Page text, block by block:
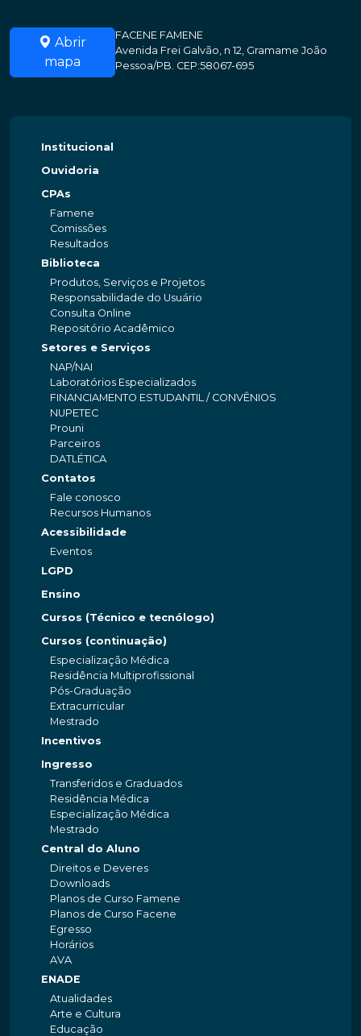
Abrir
mapa
FACENE FAMENE
Avenida Frei Galvão, n 12, Gramame João
Pessoa/PB. CEP:58067-695
Institucional
Ouvidoria
CPAs
Famene
Comissões
Resultados
Biblioteca
Produtos, Serviços e Projetos
Responsabilidade do Usuário
Consulta Online
Repositório Acadêmico
Setores e Serviços
NAP/NAI
Laboratórios Especializados
FINANCIAMENTO ESTUDANTIL / CONVÊNIOS
NUPETEC
Prouni
Parceiros
DATLÉTICA
Contatos
Fale conosco
Recursos Humanos
Acessibilidade
Eventos
LGPD
Ensino
Cursos (Técnico e tecnólogo)
Cursos (continuação)
Especialização Médica
Residência Multiprofissional
Pós-Graduação
Extracurricular
Mestrado
Incentivos
Ingresso
Transferidos e Graduados
Residência Médica
Especialização Médica
Mestrado
Central do Aluno
Direitos e Deveres
Downloads
Planos de Curso Famene
Planos de Curso Facene
Egresso
Horários
AVA
ENADE
Atualidades
Arte e Cultura
Educação